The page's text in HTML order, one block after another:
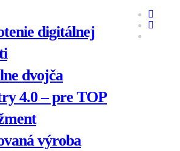
linkedin
digitálnej
dvojča
4.0 – pre TOP
výroba